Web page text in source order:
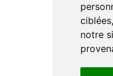
notre
notre